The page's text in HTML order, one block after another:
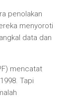
penolakan
menyoroti
data dan
mencatat
Tapi